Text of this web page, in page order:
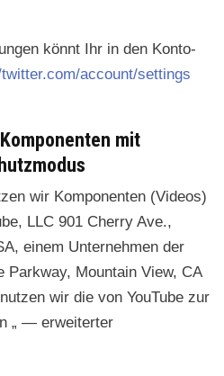
kön­nt Ihr in den Kon­to-
account/settings
mit
wir Kom­po­nen­ten (Videos)
LLC 901 Cher­ry Ave.,
einem Unternehmen der
Park­way, Moun­tain View, CA
wir die von YouTube zur
„ — erweit­ert­er